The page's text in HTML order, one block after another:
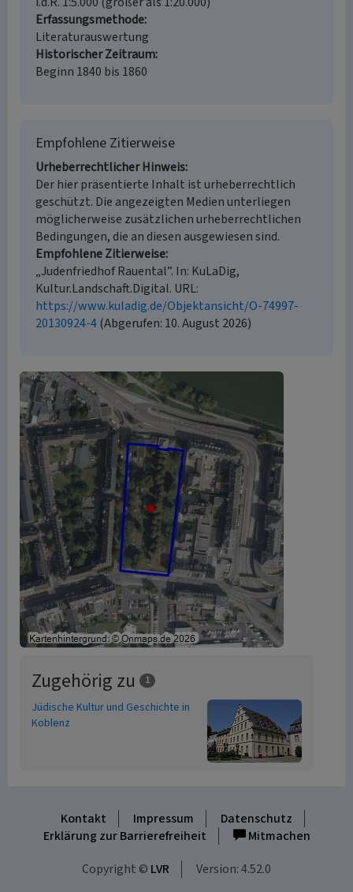
Erfassungsmethode
Literaturauswertung
Historischer Zeitraum
Beginn 1840 bis 1860
Empfohlene Zitierweise
Urheberrechtlicher Hinweis
Der hier präsentierte Inhalt ist urheberrechtlich
geschützt. Die angezeigten Medien unterliegen
möglicherweise zusätzlichen urheberrechtlichen
Bedingungen, die an diesen ausgewiesen sind.
Empfohlene Zitierweise
„Judenfriedhof Rauental”. In: KuLaDig,
Kultur.Landschaft.Digital. URL:
https://www.kuladig.de/Objektansicht/O-74997-
20130924-4(Abgerufen: 10. August 2026)
Zugehörig zu 1
Jüdische Kultur und Geschichte in
Koblenz
Kontakt Impressum
Datenschutz
Erklärung zur Barrierefreiheit
Mitmachen
Copyright © LVR Version: 4.52.0